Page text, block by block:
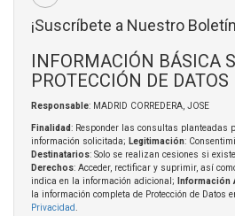
¡Suscríbete a Nuestro
INFORMACIÓN BÁSICA
PROTECCIÓN DE DATOS
Responsable: MADRID CORREDERA, JOSE
Finalidad: Responder las consultas planteadas
información solicitada; Legitimación:
Destinatarios: Solo se realizan cesiones si
Derechos: Acceder, rectificar y suprimir, así
indica en la información adicional;
Información
la información completa de Protección de Datos
Privacidad